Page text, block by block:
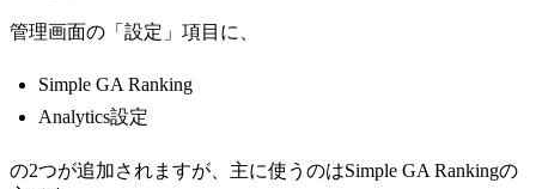
管理画面の「設定」項目に、
Simple GA Ranking
Analytics設定
の2つが追加されますが、主に使うのはSimple GA Rankingの